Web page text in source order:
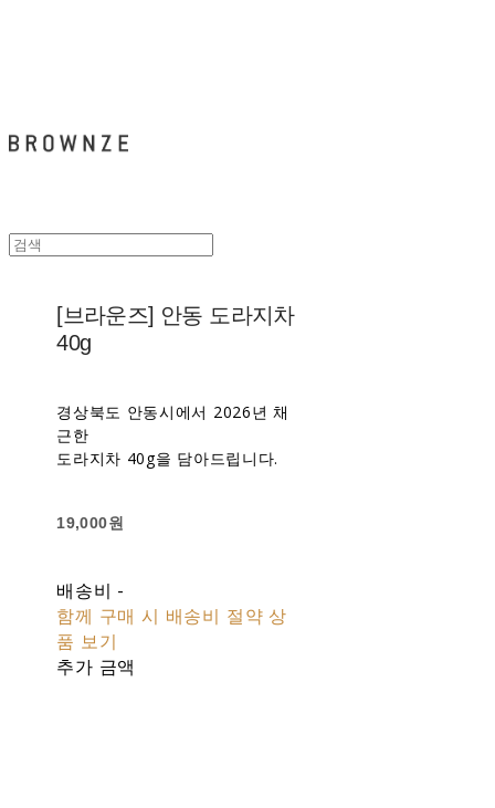
[브라운즈] 안동 도라지차
40g
경상북도 안동시에서 2026년 채
근한
도라지차 40g을 담아드립니다.
19,000원
배송비 -
함께 구매 시 배송비 절약 상
품 보기
추가 금액